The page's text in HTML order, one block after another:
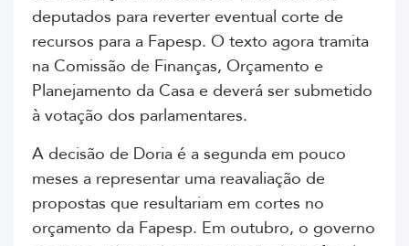
deputados para reverter eventual corte de
recursos para a Fapesp. O texto agora tramita
na Comissão de Finanças, Orçamento e
Planejamento da Casa e deverá ser submetido
à votação dos parlamentares.
A decisão de Doria é a segunda em pouco
meses a representar uma reavaliação de
propostas que resultariam em cortes no
orçamento da Fapesp. Em outubro, o governo